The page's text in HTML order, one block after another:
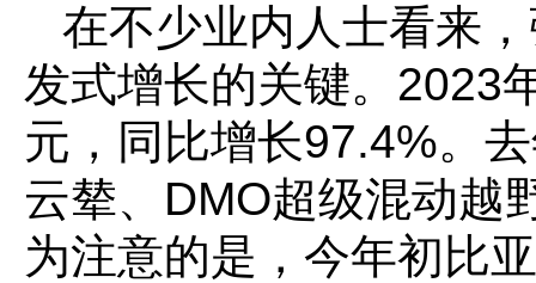
在不少业内人士看来
发式增长的关键。2023
元，同比增长97.4%。
云辇、DMO超级混动越
为注意的是，今年初比